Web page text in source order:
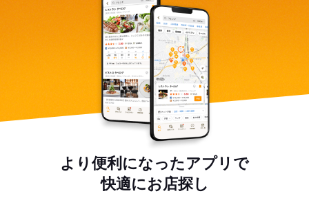
より便利になったアプリで
快適にお店探し